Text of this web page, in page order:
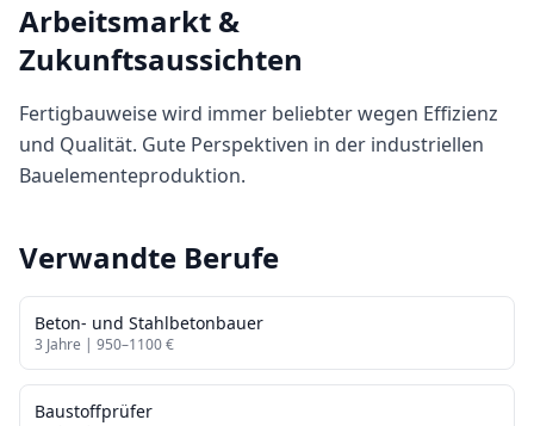
Arbeitsmarkt &
Zukunftsaussichten
Fertigbauweise wird immer beliebter wegen Effizienz
und Qualität. Gute Perspektiven in der industriellen
Bauelementeproduktion.
Verwandte Berufe
Beton- und Stahlbetonbauer
3 Jahre | 950–1100€
Baustoffprüfer